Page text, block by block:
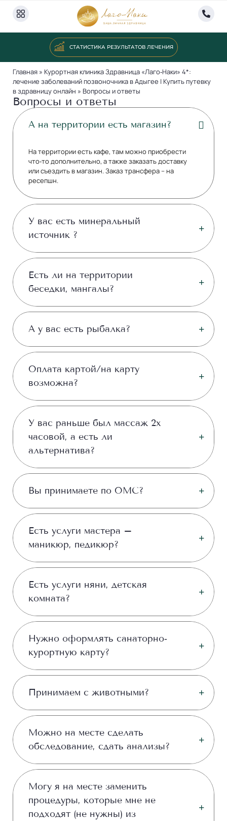
СТАТИСТИКА РЕЗУЛЬТАТОВ ЛЕЧЕНИЯ
Главная» Курортная клиника Здравница «Лаго‑Наки» 4*:
лечение заболеваний позвоночника в Адыгее | Купить путевку
в здравницу онлайн » Вопросы и ответы
Вопросы и ответы
А на территории есть магазин?
На территории есть кафе, там можно приобрести
что‐то дополнительно, а также заказать доставку
или съездить в магазин. Заказ трансфера – на
ресепшн.
У вас есть минеральный
источник ?
Есть ли на территории
беседки, мангалы?
А у вас есть рыбалка?
Оплата картой/на карту
возможна?
У вас раньше был массаж 2х
часовой, а есть ли
альтернатива?
Вы принимаете по ОМС?
Есть услуги мастера –
маникюр, педикюр?
Есть услуги няни, детская
комната?
Нужно оформлять санаторно‐
курортную карту?
Принимаем с животными?
Можно на месте сделать
обследование, сдать анализы?
Могу я на месте заменить
процедуры, которые мне не
подходят (не нужны) из